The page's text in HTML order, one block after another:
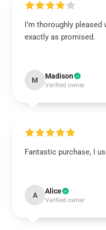
I’m thoroughly
exactly as promised.
M Madison
Verified owner
Fantastic purchase, I
A Alice
Verified owner